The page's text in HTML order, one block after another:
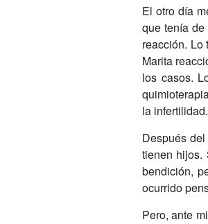
El otro día
que tenía
reacción. Lo
Marita
los casos.
la infertilidad.
Después
tienen hijos.
bendición,
ocurrido
Pero, ante